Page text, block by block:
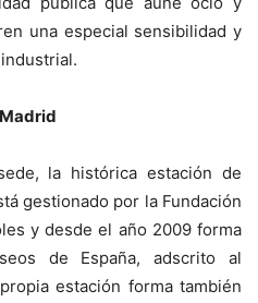
una especial sensibilidad y
la histórica estación de
gestionado por la Fundación
y desde el año 2009 forma
de España, adscrito al
estación forma también